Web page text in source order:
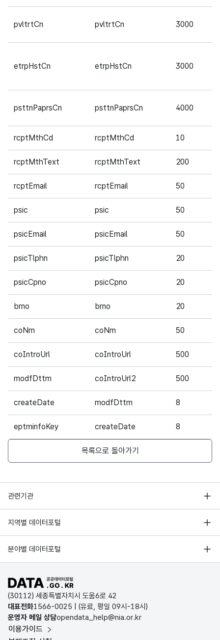
pvltrtCn pvltrtCn 3000
etrpHstCn etrpHstCn 3000
psttnPaprsCn psttnPaprsCn 4000
rcptMthCd rcptMthCd 10
rcptMthText rcptMthText 200
rcptEmail rcptEmail 50
psic psic 50
psicEmail psicEmail 50
psicTlphn psicTlphn 20
psicCpno psicCpno 20
brno brno 20
coNm coNm 50
coIntroUrl coIntroUrl 500
modfDttm coIntroUrl2 500
createDate modfDttm 8
eptminfoKey createDate 8
목록으로 돌아가기
관련기관
행정안전부
한국지능정보사회진흥원
국가정보자원관리원
지역별 데이터포털
서울 열린데이터광장
경기데이터드림
D-데이터허브
인천데이터포털
울산광역시 데이터포털
전남광주통합특별시 빅데이터 플랫폼
분야별 데이터포털
기상자료개방포털
국토교통부 공간정보오픈플랫폼
환경부 환경데이터포털
문화데이터광장
농림축산식품 공공데이터포털
보건의료빅데이터개방시스템
공공데이터포털 바로가기
(30112) 세종특별자치시 도움6로 42
대표전화1566-0025 | (유료, 평일 09시-18시)
운영자 메일 상담opendata_help@nia.or.kr
이용가이드